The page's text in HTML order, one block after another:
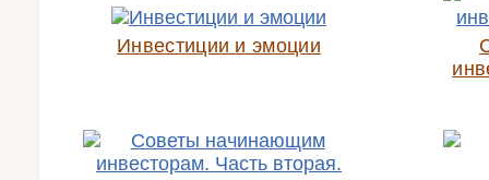
Инвестиции и эмоции